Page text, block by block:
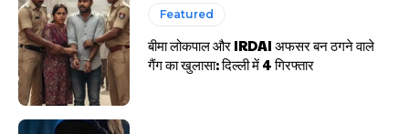
Featured
बीमा लोकपाल और IRDAI अफसर बन ठगने वाले
गैंग का खुलासा: दिल्ली में 4 गिरफ्तार